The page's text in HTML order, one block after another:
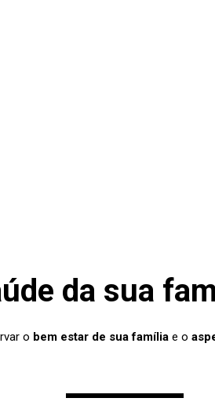
da sua
o bem estar de sua famíliae o